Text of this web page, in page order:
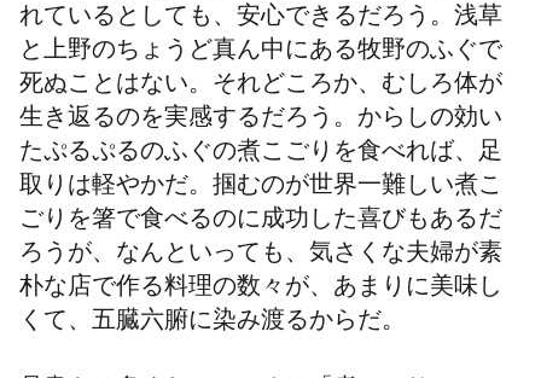
れているとしても、安心できるだろう。浅草
と上野のちょうど真ん中にある牧野のふぐで
死ぬことはない。それどころか、むしろ体が
生き返るのを実感するだろう。からしの効い
たぷるぷるのふぐの煮こごりを食べれば、足
取りは軽やかだ。掴むのが世界一難しい煮こ
ごりを箸で食べるのに成功した喜びもあるだ
ろうが、なんといっても、気さくな夫婦が素
朴な店で作る料理の数々が、あまりに美味し
くて、五臓六腑に染み渡るからだ。